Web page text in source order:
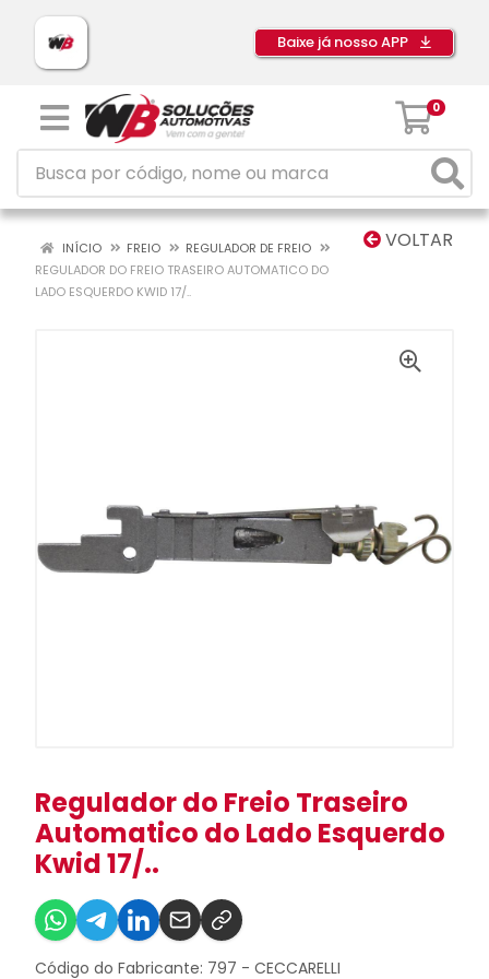
Baixe já nosso APP
0
VOLTAR
INÍCIO FREIO
REGULADOR DE FREIO
REGULADOR DO FREIO TRASEIRO AUTOMATICO DO
LADO ESQUERDO KWID 17/..
Regulador do Freio Traseiro
Automatico do Lado Esquerdo
Kwid 17/..
Código do Fabricante: 797 - CECCARELLI